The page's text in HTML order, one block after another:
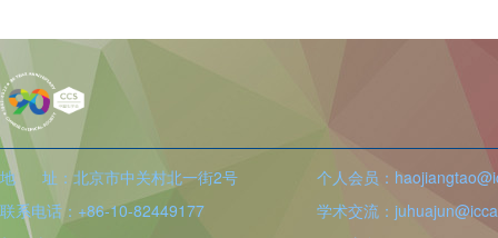
地 址：北京市中关村北一街2号
联系电话：+86-10-82449177
个人会员：
学术交流：